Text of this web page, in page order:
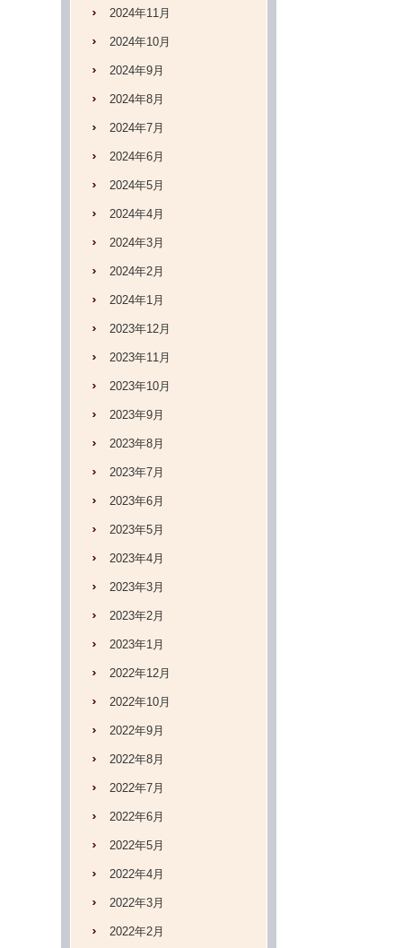
2024年11月
2024年10月
2024年9月
2024年8月
2024年7月
2024年6月
2024年5月
2024年4月
2024年3月
2024年2月
2024年1月
2023年12月
2023年11月
2023年10月
2023年9月
2023年8月
2023年7月
2023年6月
2023年5月
2023年4月
2023年3月
2023年2月
2023年1月
2022年12月
2022年10月
2022年9月
2022年8月
2022年7月
2022年6月
2022年5月
2022年4月
2022年3月
2022年2月